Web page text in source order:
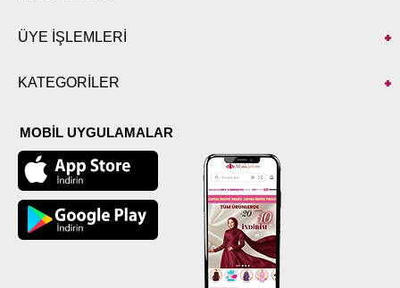
ÜYE İŞLEMLERİ
KATEGORİLER
MOBİL UYGULAMALAR